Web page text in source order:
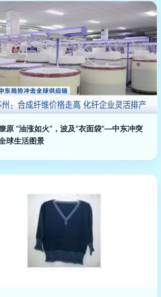
原 “油涨如火”，波及“衣面袋”—中东冲突
球生活图景